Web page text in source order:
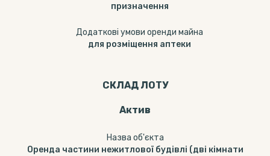
призначення
Додаткові умови оренди майна
для розміщення аптеки
СКЛАД ЛОТУ
Актив
Назва об'єкта
Оренда частини нежитлової будівлі (дві кімнати